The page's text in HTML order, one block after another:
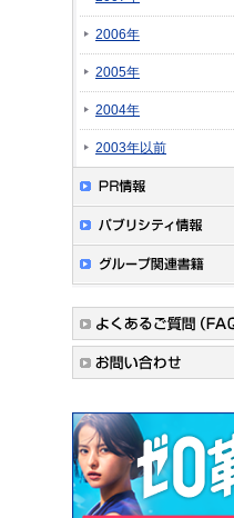
2006年
2005年
2004年
2003年以前